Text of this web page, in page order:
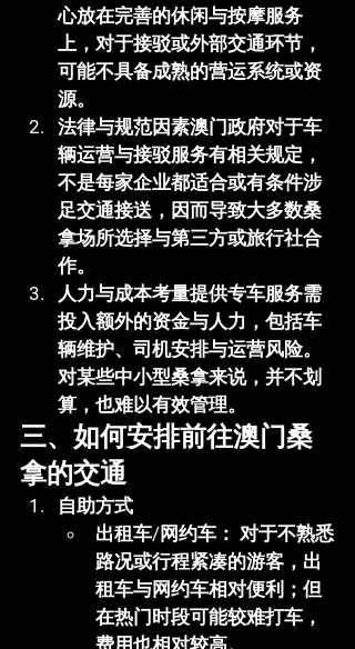
心放在完善的休闲与按摩服务
上，对于接驳或外部交通环节，
可能不具备成熟的营运系统或资
源。
法律与规范因素澳门政府对于车
辆运营与接驳服务有相关规定，
不是每家企业都适合或有条件涉
足交通接送，因而导致大多数桑
拿场所选择与第三方或旅行社合
作。
人力与成本考量提供专车服务需
投入额外的资金与人力，包括车
辆维护、司机安排与运营风险。
对某些中小型桑拿来说，并不划
算，也难以有效管理。
三、如何安排前往澳门桑
拿的交通
自助方式
出租车/网约车： 对于不熟悉
路况或行程紧凑的游客，出
租车与网约车相对便利；但
在热门时段可能较难打车，
费用也相对较高。